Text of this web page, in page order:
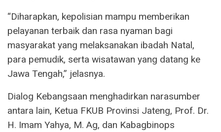
“Diharapkan, kepolisian mampu memberikan
pelayanan terbaik dan rasa nyaman bagi
masyarakat yang melaksanakan ibadah Natal,
para pemudik, serta wisatawan yang datang ke
Jawa Tengah,” jelasnya.
Dialog Kebangsaan menghadirkan narasumber
antara lain, Ketua FKUB Provinsi Jateng, Prof. Dr.
H. Imam Yahya, M. Ag, dan Kabagbinops